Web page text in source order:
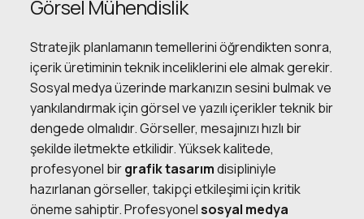
Görsel Mühendislik
Stratejik planlamanın temellerini öğrendikten sonra,
içerik üretiminin teknik inceliklerini ele almak gerekir.
Sosyal medya üzerinde markanızın sesini bulmak ve
yankılandırmak için görsel ve yazılı içerikler teknik bir
dengede olmalıdır. Görseller, mesajınızı hızlı bir
şekilde iletmekte etkilidir. Yüksek kalitede,
profesyonel birgrafik tasarımdisipliniyle
hazırlanan görseller, takipçi etkileşimi için kritik
öneme sahiptir. Profesyonelsosyal medya